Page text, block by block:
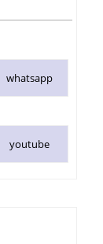
whatsapp
youtube